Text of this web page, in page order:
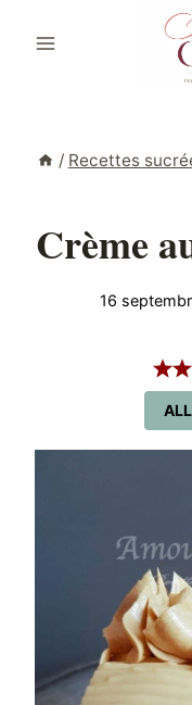
/ Recettes
Crème
16